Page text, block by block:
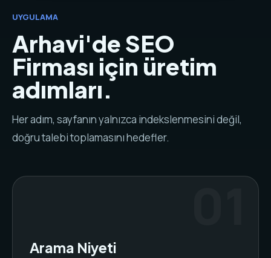
UYGULAMA
Arhavi'de SEO
Firması için üretim
adımları.
Her adım, sayfanın yalnızca indekslenmesini değil,
doğru talebi toplamasını hedefler.
Arama Niyeti